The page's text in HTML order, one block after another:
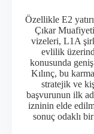
Özellikle E2
Çıkar
vizeleri, L1A
evlilik
konusunda
Kılınç, bu
stratejik ve
başvurunun ilk
izninin elde
sonuç odaklı